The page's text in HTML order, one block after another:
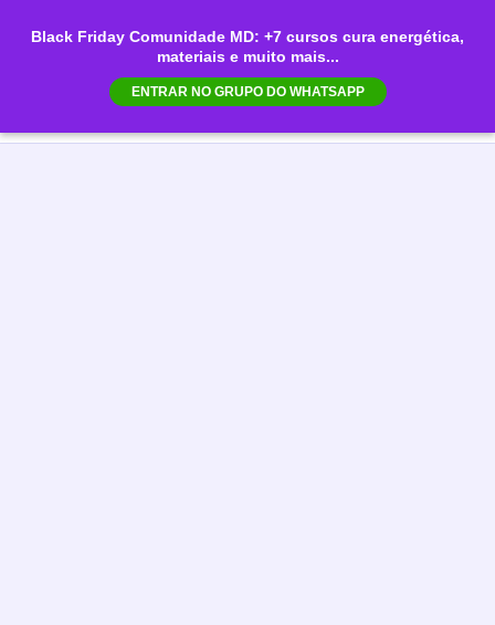
Black Friday Comunidade MD: +7 cursos cura energética,
materiais e muito mais...
ENTRAR NO GRUPO DO WHATSAPP
para